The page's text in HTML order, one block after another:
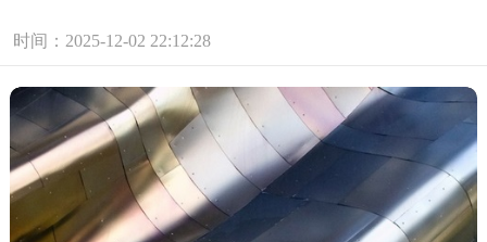
时间：2025-12-02 22:12:28